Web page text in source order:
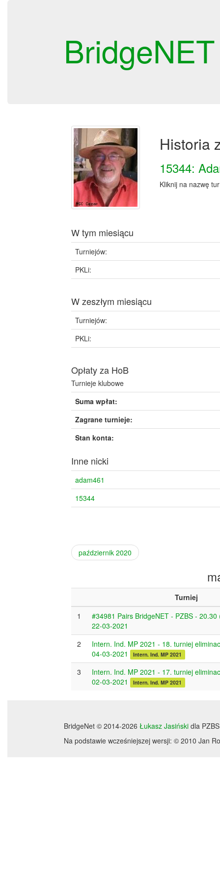
BridgeNET
Historia
15344:
Kliknij na nazwę
W tym miesiącu
Turniejów:
PKLi:
W zeszłym miesiącu
Turniejów:
PKLi:
Opłaty za HoB
Turnieje klubowe
Suma wpłat:
Zagrane turnieje:
Stan konta:
Inne nicki
adam461
15344
październik 2020
Turniej
1
#34981 Pairs BridgeNET - PZBS - 20.30
22-03-2021
2
Intern. Ind. MP 2021 - 18. turniej
04-03-2021
Intern. Ind. MP 2021
3
Intern. Ind. MP 2021 - 17. turniej
02-03-2021
Intern. Ind. MP 2021
BridgeNet © 2014-2026 Łukasz Jasiński dla PZBS
Na podstawie wcześniejszej wersji: © 2010 Jan